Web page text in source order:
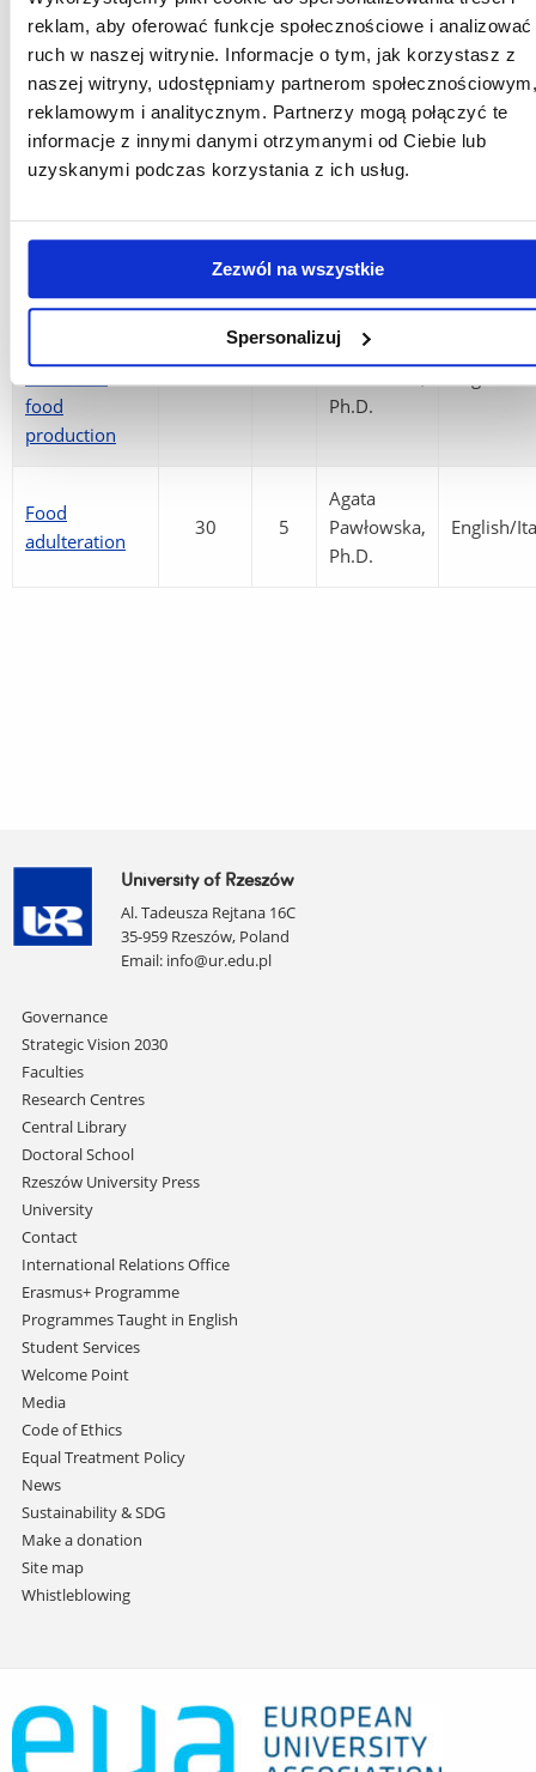
reklam, aby oferować funkcje społecznościowe i analizować
ruch w naszej witrynie. Informacje o tym, jak korzystasz z
naszej witryny, udostępniamy partnerom społecznościowym,
reklamowym i analitycznym. Partnerzy mogą połączyć te
informacje z innymi danymi otrzymanymi od Ciebie lub
uzyskanymi podczas korzystania z ich usług.
Zezwól na wszystkie
Spersonalizuj
health
Dietetic pastry
products
30 5
Greta
Adamczyk,
Ph.D.
English
technology
30 5
Adamczyk,
Ph.D.
English
Contemporary
food
production
Agata
Ph.D.
Food
adulteration
30 5
Agata
Pawłowska,
Ph.D.
English/
University of Rzeszów
Al. Tadeusza Rejtana 16C
35-959 Rzeszów, Poland
Email: info@ur.edu.pl
Skip
navigation
Governance
Strategic Vision 2030
Faculties
Research Centres
Central Library
Doctoral School
Rzeszów University Press
University
Contact
International Relations Office
Erasmus+ Programme
Programmes Taught in English
Student Services
Welcome Point
Media
Code of Ethics
Equal Treatment Policy
News
Sustainability & SDG
Make a donation
Site map
Whistleblowing